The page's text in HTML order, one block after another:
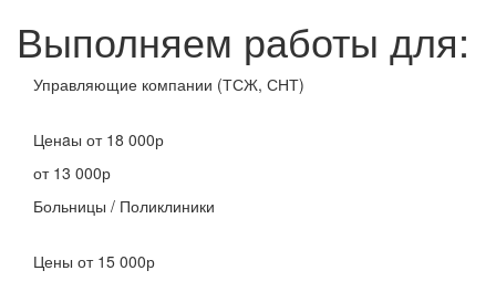
Выполняем работы для:
Управляющие компании (ТСЖ, СНТ)
Ценaы от 18 000р
от 13 000р
Больницы / Поликлиники
Цены от 15 000р